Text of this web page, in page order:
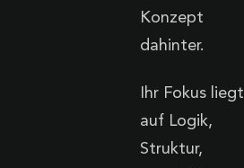
Konzept
dahinter.
Ihr Fokus liegt
auf Logik,
Struktur,